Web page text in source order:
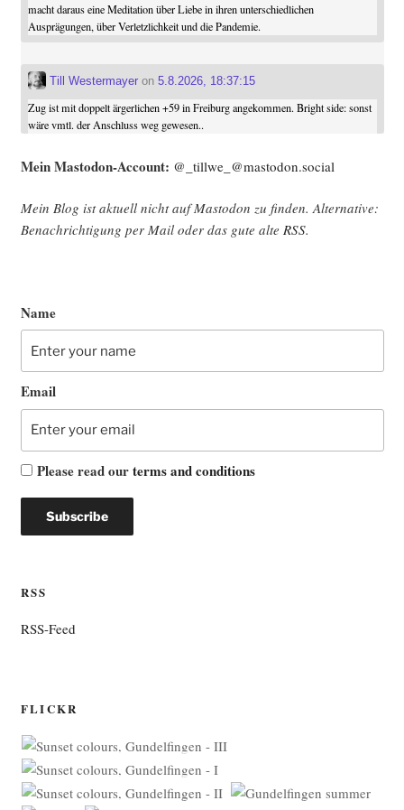
macht daraus eine Meditation über Liebe in ihren unterschiedlichen
Ausprägungen, über Verletzlichkeit und die Pandemie.
Till Westermayeron 5.8.2026, 18:37:15
Zug ist mit doppelt ärgerlichen +59 in Freiburg angekommen. Bright side: sonst
wäre vmtl. der Anschluss weg gewesen..
Mein Mast­o­don-Account: @_tillwe_@mastodon.social
Mein Blog ist aktu­ell nicht auf Mast­o­don zu fin­den. Alter­na­ti­ve:
Benach­rich­ti­gung per Mail oder das gute alte RSS.
Name
Email
Please read ourterms and conditions
RSS
RSS-Feed
FLICKR